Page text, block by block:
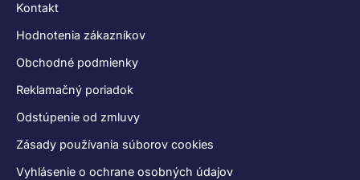
Kontakt
Hodnotenia zákazníkov
Obchodné podmienky
Reklamačný poriadok
Odstúpenie od zmluvy
Zásady používania súborov cookies
Vyhlásenie o ochrane osobných údajov